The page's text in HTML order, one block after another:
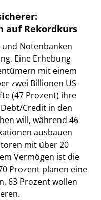
auf Rekordkurs
Notenbanken
Eine Erhebung
mit einem
zwei Billionen US-
(47 Prozent) ihre
Credit in den
will, während 46
ausbauen
mit über 20
Vermögen ist die
Prozent planen eine
63 Prozent wollen